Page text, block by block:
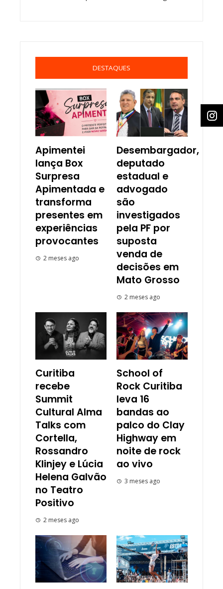
DESTAQUES
Apimentei
lança Box
Surpresa
Apimentada e
transforma
presentes em
experiências
provocantes
2 meses ago
Desembargador,
deputado
estadual e
advogado
são
investigados
pela PF por
suposta
venda de
decisões em
Mato Grosso
2 meses ago
Curitiba
recebe
Summit
Cultural Alma
Talks com
Cortella,
Rossandro
Klinjey e Lúcia
Helena Galvão
no Teatro
Positivo
2 meses ago
School of
Rock Curitiba
leva 16
bandas ao
palco do Clay
Highway em
noite de rock
ao vivo
3 meses ago